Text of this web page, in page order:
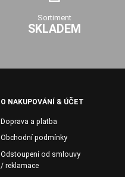
Sortiment
SKLADEM
O NAKUPOVÁNÍ & ÚČET
Doprava a platba
Obchodní podmínky
Odstoupení od smlouvy
/ reklamace